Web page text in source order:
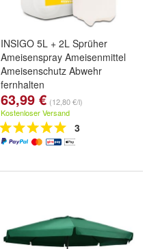
INSIGO 5L + 2L Sprüher
Ameisenspray Ameisenmittel
Ameisenschutz Abwehr
fernhalten
63,99 € (12,80 €/l)
Kostenloser Versand
3